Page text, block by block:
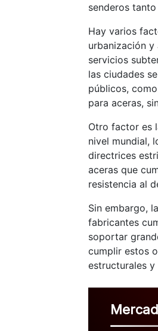
senderos
Hay varios
urbanización
servicios
las ciudades
públicos,
para aceras,
Otro factor es
nivel mundial,
directrices
aceras que
resistencia al
Sin embargo,
fabricantes
soportar
cumplir estos
estructurales